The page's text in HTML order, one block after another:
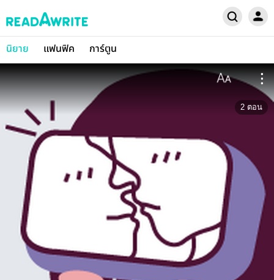
นิยาย แฟนฟิค การ์ตูน
2 ตอน